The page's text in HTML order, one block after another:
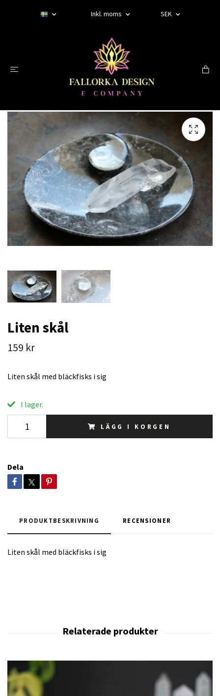
Inkl. moms SEK
Liten skål
159 kr
Liten skål med bläckfisks i sig
I lager.
LÄGG I KORGEN
Dela
PRODUKTBESKRIVNING RECENSIONER
Liten skål med bläckfisks i sig